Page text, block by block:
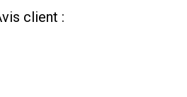
client :